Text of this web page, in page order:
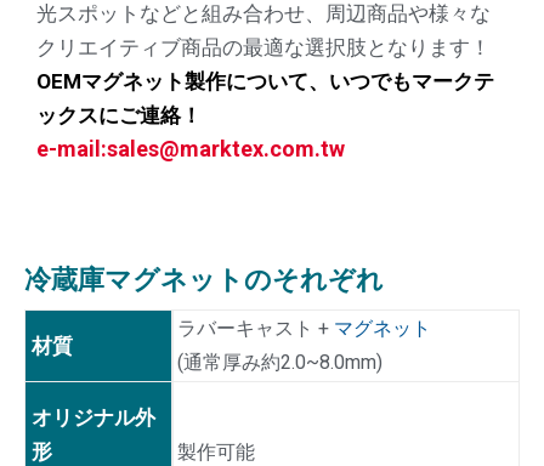
光スポットなどと組み合わせ、周辺商品や様々な
クリエイティブ商品の最適な選択肢となります！
OEMマグネット製作について、いつでもマークテ
ックスにご連絡！
e-mail:sales@marktex.com.tw
冷蔵庫マグネットのそれぞれ
材質
オリジナル外
形
ラバーキャスト + マグネット
(通常厚み約2.0~8.0mm)
製作可能